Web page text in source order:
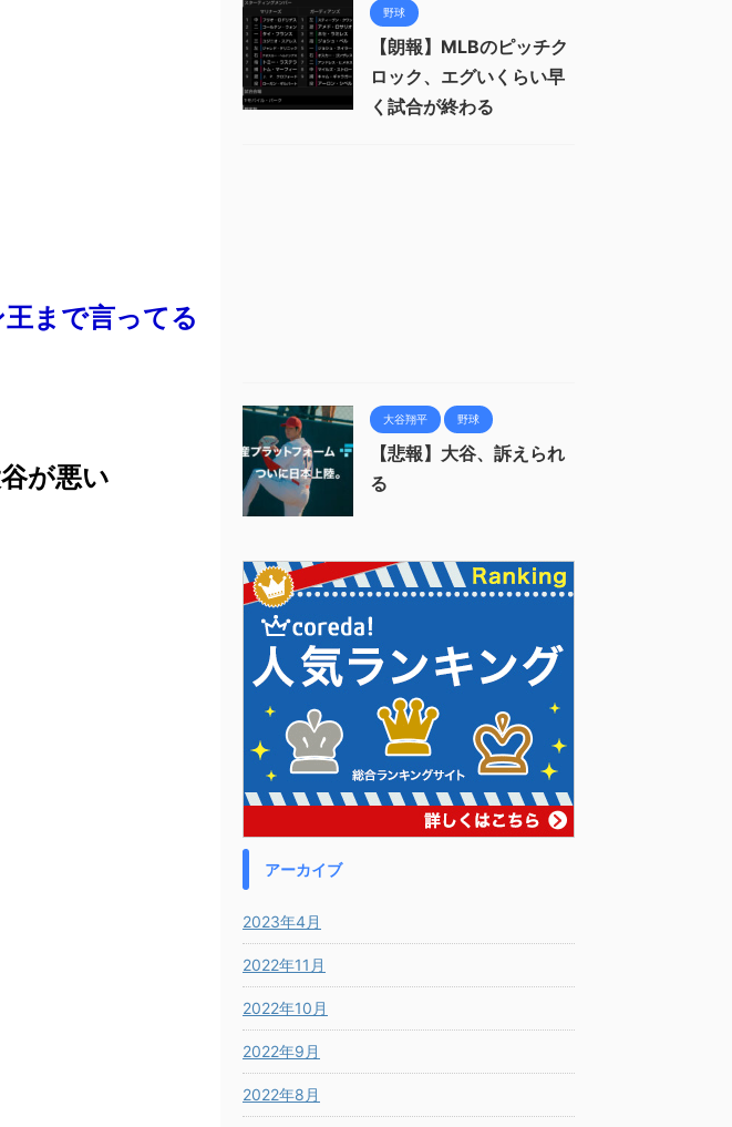
まで言ってる
が悪い
野球
【朗報】MLBのピッチク
ロック、エグいくらい早
く試合が終わる
大谷翔平 野球
【悲報】大谷、訴えられ
る
アーカイブ
2023年4月
2022年11月
2022年10月
2022年9月
2022年8月